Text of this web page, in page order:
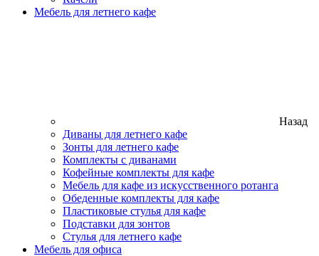
Мебель для летнего кафе
Назад
Диваны для летнего кафе
Зонты для летнего кафе
Комплекты с диванами
Кофейные комплекты для кафе
Мебель для кафе из искусственного ротанга
Обеденные комплекты для кафе
Пластиковые стулья для кафе
Подставки для зонтов
Стулья для летнего кафе
Мебель для офиса